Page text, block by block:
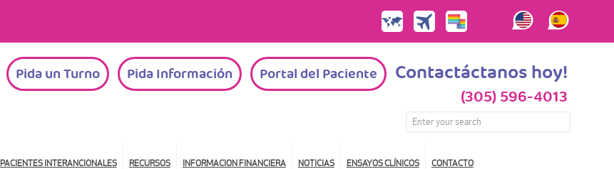
PACIENTES INTERANCIONALES RECURSOS INFORMACION FINANCIERA NOTICIAS ENSAYOS CLÍNICOS CONTACTO
Pida un Turno Pida Información Portal del Paciente Contactáctanos hoy!
(305) 596-4013